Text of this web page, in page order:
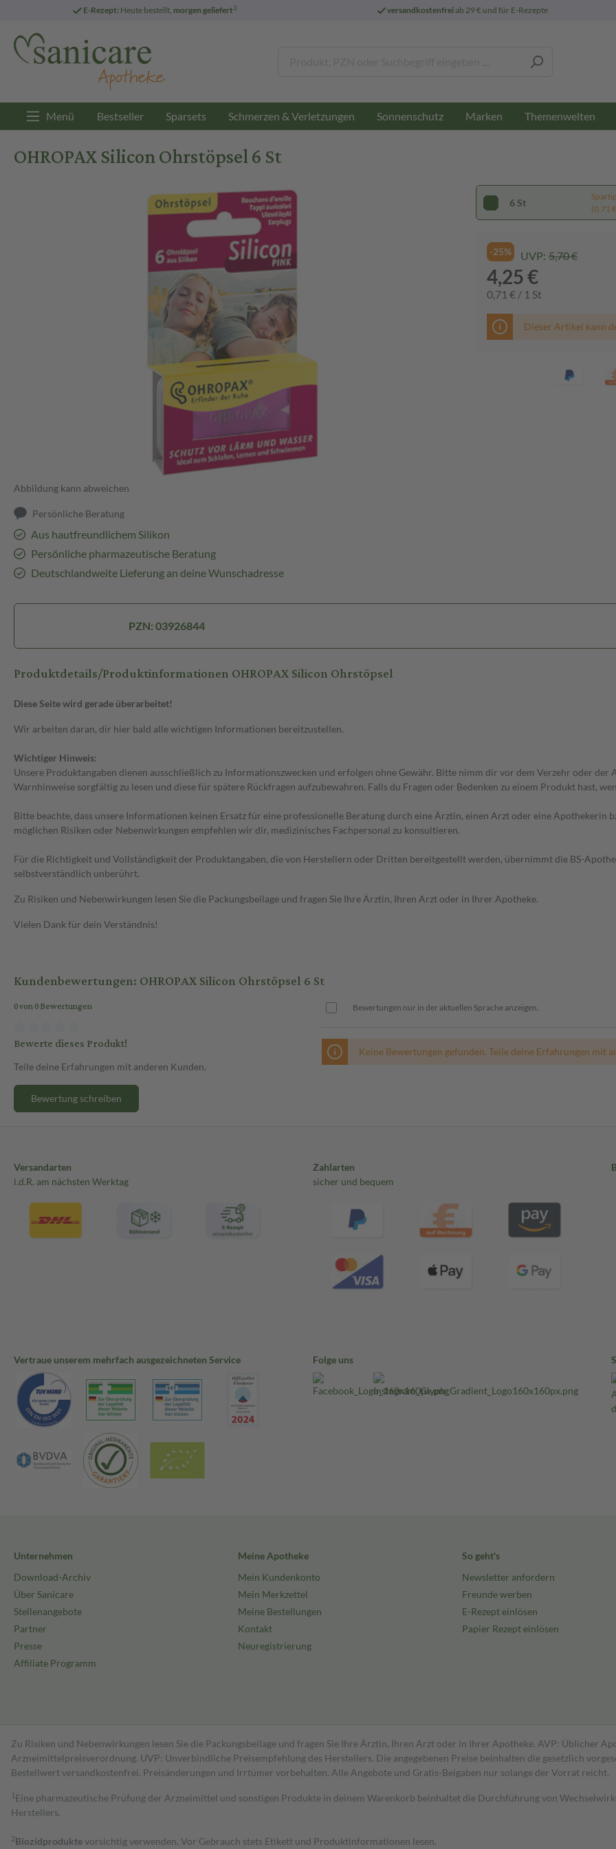
E-Rezept: Heute bestellt, morgen geliefert3 versandkostenfreiab 29 € und für E-Rezepte
Menü Bestseller Sparsets Schmerzen & Verletzungen Sonnenschutz Marken Themenwelten
OHROPAX Silicon Ohrstöpsel 6 St
Abbildung kann abweichen
Persönliche Beratung
Aus hautfreundlichem Silikon
Persönliche pharmazeutische Beratung
Deutschlandweite Lieferung an deine Wunschadresse
6 St
(0,71
-25% UVP: 5,70 €
4,25 €
0,71 € / 1 St
Dieser Artikel kann
PZN: 03926844
Produktdetails/Produktinformationen OHROPAX Silicon Ohrstöpsel
Diese Seite wird gerade überarbeitet!
Wir arbeiten daran, dir hier bald alle wichtigen Informationen bereitzustellen.
Wichtiger Hinweis:
Unsere Produktangaben dienen ausschließlich zu Informationszwecken und erfolgen ohne Gewähr. Bitte nimm dir vor dem Verzehr oder
Warnhinweise sorgfältig zu lesen und diese für spätere Rückfragen aufzubewahren. Falls du Fragen oder Bedenken zu einem Produkt hast,
Bitte beachte, dass unsere Informationen keinen Ersatz für eine professionelle Beratung durch eine Ärztin, einen Arzt oder eine Apothekerin
möglichen Risiken oder Nebenwirkungen empfehlen wir dir, medizinisches Fachpersonal zu konsultieren.
Für die Richtigkeit und Vollständigkeit der Produktangaben, die von Herstellern oder Dritten bereitgestellt werden, übernimmt die BS-
selbstverständlich unberührt.
Zu Risiken und Nebenwirkungen lesen Sie die Packungsbeilage und fragen Sie Ihre Ärztin, Ihren Arzt oder in Ihrer Apotheke.
Vielen Dank für dein Verständnis!
Kundenbewertungen: OHROPAX Silicon Ohrstöpsel 6 St
0 von 0 Bewertungen
Bewerte dieses Produkt!
Teile deine Erfahrungen mit anderen Kunden.
Bewertung schreiben
Bewertungen nur in der aktuellen Sprache anzeigen.
Keine Bewertungen gefunden. Teile deine Erfahrungen mit
Versandarten
i.d.R. am nächsten Werktag
Zahlarten
sicher und bequem
Vertraue unserem mehrfach ausgezeichneten Service Folge uns
Unternehmen
Download-Archiv
Über Sanicare
Stellenangebote
Partner
Presse
Affiliate Programm
Meine Apotheke
Mein Kundenkonto
Mein Merkzettel
Meine Bestellungen
Kontakt
Neuregistrierung
So geht's
Newsletter anfordern
Freunde werben
E-Rezept einlösen
Papier Rezept einlösen
Zu Risiken und Nebenwirkungen lesen Sie die Packungsbeilage und fragen Sie Ihre Ärztin, Ihren Arzt oder in Ihrer Apotheke. AVP: Üblicher
Arzneimittelpreisverordnung. UVP: Unverbindliche Preisempfehlung des Herstellers. Die angegebenen Preise beinhalten die gesetzlich
Bestell­wert versand­kosten­frei. Preisänderungen und Irrtümer vorbehalten. Alle Angebote und Gratis-Beigaben nur solange der Vorrat reicht.
1 Eine pharmazeutische Prüfung der Arzneimittel und sonstigen Produkte in deinem Warenkorb beinhaltet die Durchführung von
Herstellers.
2Biozidproduktevorsichtig verwenden. Vor Gebrauch stets Etikett und Produktinformationen lesen.